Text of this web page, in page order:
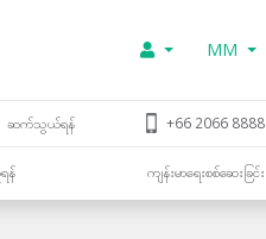
MM
ဆက်သွယ်ရန် +66 2066 8888
န် ကျန်းမာရေးစစ်ဆေးခြင်း